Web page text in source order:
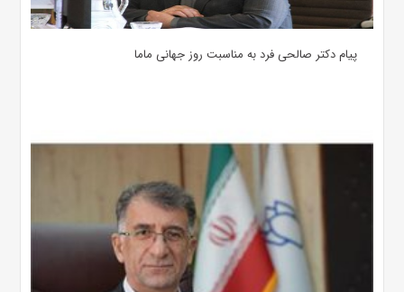
پیام دکتر صالحی فرد به مناسبت روز جهانی ماما